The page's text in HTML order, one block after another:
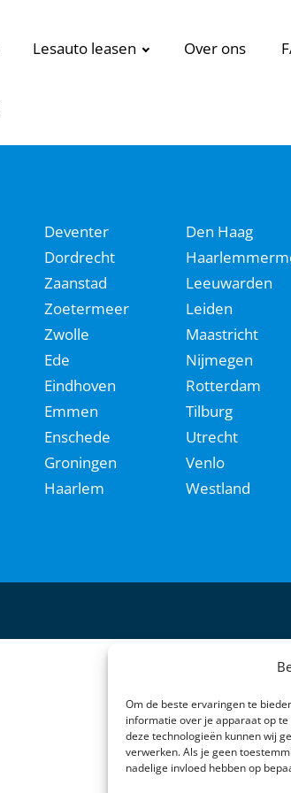
Om de beste ervaringen te
informatie over je apparaat op
deze technologieën kunnen wij
verwerken. Als je geen
nadelige invloed hebben op
Lesauto leasen Over ons
Deventer
Dordrecht
Zaanstad
Zoetermeer
Zwolle
Ede
Eindhoven
Emmen
Enschede
Groningen
Haarlem
Den Haag
Leeuwarden
Leiden
Maastricht
Nijmegen
Rotterdam
Tilburg
Utrecht
Venlo
Westland